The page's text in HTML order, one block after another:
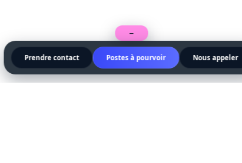
−
Prendre contact Postes à pourvoir Nous appeler